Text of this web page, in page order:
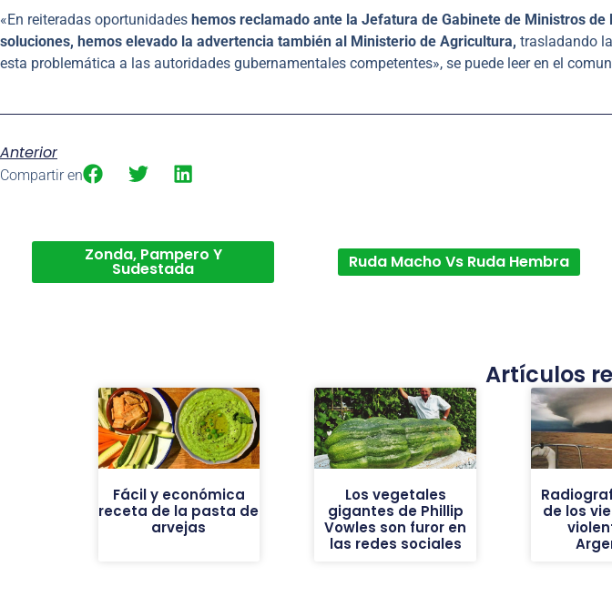
«En reiteradas oportunidades hemos reclamado ante la Jefatura de Gabinete de Ministros de
soluciones, hemos elevado la advertencia también al Ministerio de Agricultura, trasladando
esta problemática a las autoridades gubernamentales competentes», se puede leer en el
Anterior
Compartir en
Zonda, Pampero Y
Sudestada Ruda Macho Vs Ruda Hembra
Artículos
Fácil y económica
receta de la pasta de
arvejas
Los vegetales
gigantes de Phillip
Vowles son furor en
las redes sociales
de los